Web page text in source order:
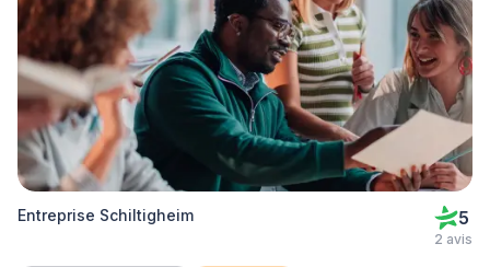
Entreprise Schiltigheim 5
2 avis